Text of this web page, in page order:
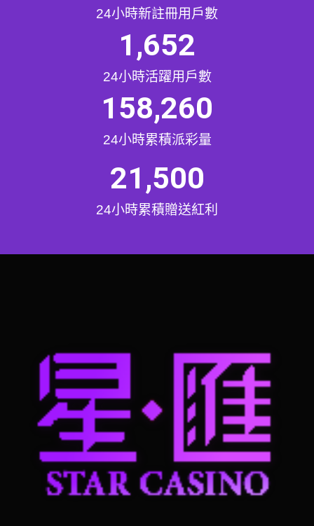
24小時新註冊用戶數
24小時活躍用戶數
1,652
24小時累積派彩量
158,260
24小時累積贈送紅利
21,500